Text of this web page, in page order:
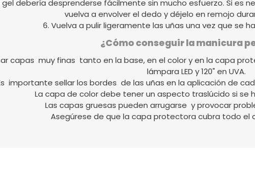
gel debería desprenderse fácilmente sin mucho esfuerzo. Si es
vuelva a envolver el dedo y déjelo en remojo
6. Vuelva a pulir ligeramente las uñas una vez que se
¿Cómo conseguir la manicura
capas muy finas tanto en la base, en el color y en la capa
lámpara LED y 120" en UVA.
importante sellar los bordes de las uñas en la aplicación de
La capa de color debe tener un aspecto traslúcido si se
Las capas gruesas pueden arrugarse y provocar
Asegúrese de que la capa protectora cubra todo el